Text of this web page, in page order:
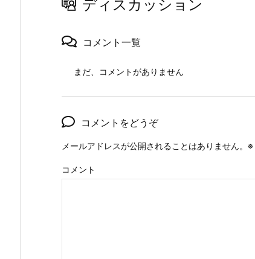
ディスカッション
コメント一覧
まだ、コメントがありません
コメントをどうぞ
メールアドレスが公開されることはありません。 ※
コメント